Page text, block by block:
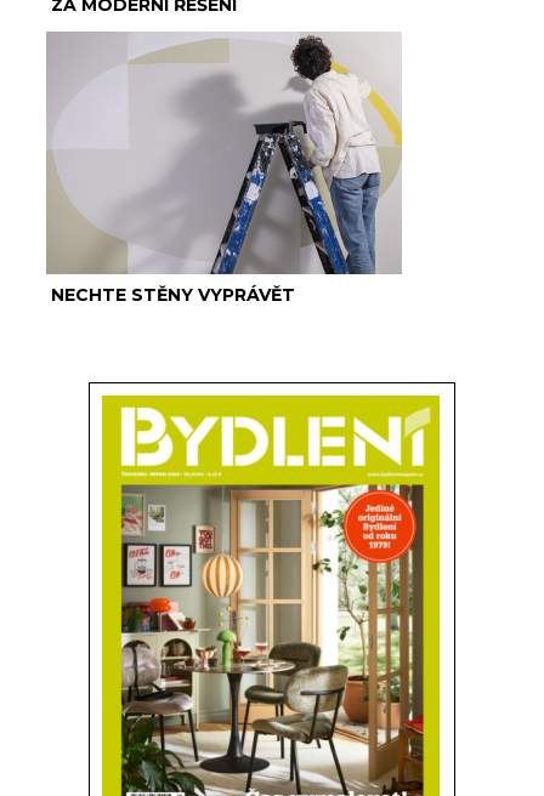
ZA MODERNÍ ŘEŠENÍ
NECHTE STĚNY VYPRÁVĚT